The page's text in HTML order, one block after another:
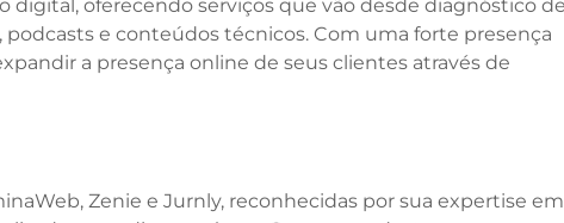
oferecendo serviços que vão desde diagnóstico de
e conteúdos técnicos. Com uma forte presença
a presença online de seus clientes através de
Zenie e Jurnly, reconhecidas por sua expertise em